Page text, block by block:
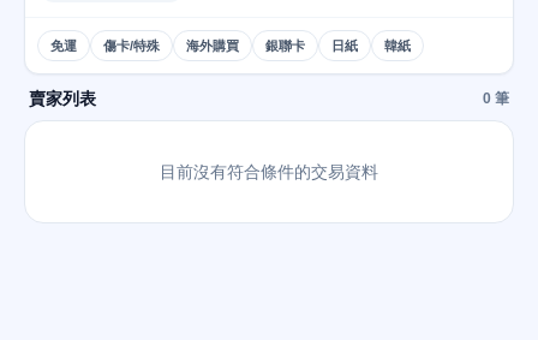
免運 傷卡/特殊 海外購買 銀聯卡 日紙 韓紙
賣家列表 0 筆
目前沒有符合條件的交易資料